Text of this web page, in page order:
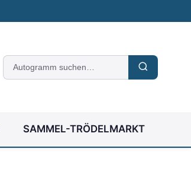
Suche
nach
SAMMEL-TRÖDELMARKT